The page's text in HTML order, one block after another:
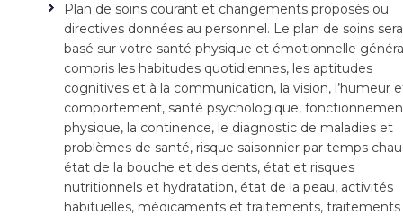
Plan de soins courant et changements proposés ou
directives données au personnel. Le plan de soins sera
basé sur votre santé physique et émotionnelle
compris les habitudes quotidiennes, les aptitudes
cognitives et à la communication, la vision, l’humeur
comportement, santé psychologique,
physique, la continence, le diagnostic de maladies et
problèmes de santé, risque saisonnier par temps
état de la bouche et des dents, état et risques
nutritionnels et hydratation, état de la peau, activités
habituelles, médicaments et traitements, traitements